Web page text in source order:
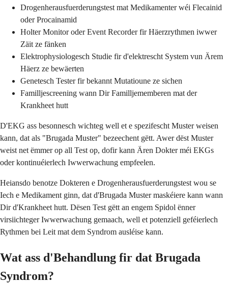
Drogenherausfuerderungstest mat Medikamenter wéi Flecainid
oder Procainamid
Holter Monitor oder Event Recorder fir Häerzrythmen iwwer
Zäit ze fänken
Elektrophysiologesch Studie fir d'elektrescht System vun Ärem
Häerz ze bewäerten
Genetesch Tester fir bekannt Mutatioune ze sichen
Familljescreening wann Dir Familljememberen mat der
Krankheet hutt
D'EKG ass besonnesch wichteg well et e spezifescht Muster weisen
kann, dat als "Brugada Muster" bezeechent gëtt. Awer dëst Muster
weist net ëmmer op all Test op, dofir kann Ären Dokter méi EKGs
oder kontinuéierlech Iwwerwachung empfeelen.
Heiansdo benotze Dokteren e Drogenherausfuerderungstest wou se
Iech e Medikament ginn, dat d'Brugada Muster maskéiere kann wann
Dir d'Krankheet hutt. Dësen Test gëtt an engem Spidol ënner
virsiichteger Iwwerwachung gemaach, well et potenziell geféierlech
Rythmen bei Leit mat dem Syndrom ausléise kann.
Wat ass d'Behandlung fir dat Brugada
Syndrom?